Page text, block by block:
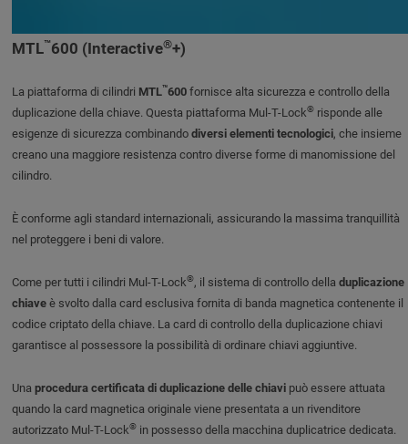
MTL™600 (Interactive®+)
La piattaforma di cilindri MTL™600fornisce alta sicurezza e controllo della
duplicazione della chiave. Questa piattaforma Mul-T-Lock®risponde alle
esigenze di sicurezza combinando diversi elementi tecnologici, che insieme
creano una maggiore resistenza contro diverse forme di manomissione del
cilindro.
È conforme agli standard internazionali, assicurando la massima tranquillità
nel proteggere i beni di valore.
Come per tutti i cilindri Mul-T-Lock®, il sistema di controllo della duplicazione
chiaveè svolto dalla card esclusiva fornita di banda magnetica contenente il
codice criptato della chiave. La card di controllo della duplicazione chiavi
garantisce al possessore la possibilità di ordinare chiavi aggiuntive.
Una procedura certificata di duplicazione delle chiavipuò essere attuata
quando la card magnetica originale viene presentata a un rivenditore
autorizzato Mul-T-Lock®in possesso della macchina duplicatrice dedicata.